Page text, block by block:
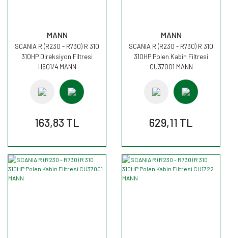
MANN
SCANIA R (R230 - R730) R 310
310HP Direksiyon Filtresi
H601/4 MANN
163,83 TL
MANN
SCANIA R (R230 - R730) R 310
310HP Polen Kabin Filtresi
CU37001 MANN
629,11 TL